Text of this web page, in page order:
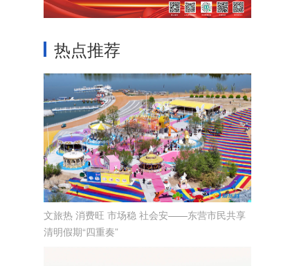
热点推荐
文旅热 消费旺 市场稳 社会安——东营市民共享
清明假期“四重奏”